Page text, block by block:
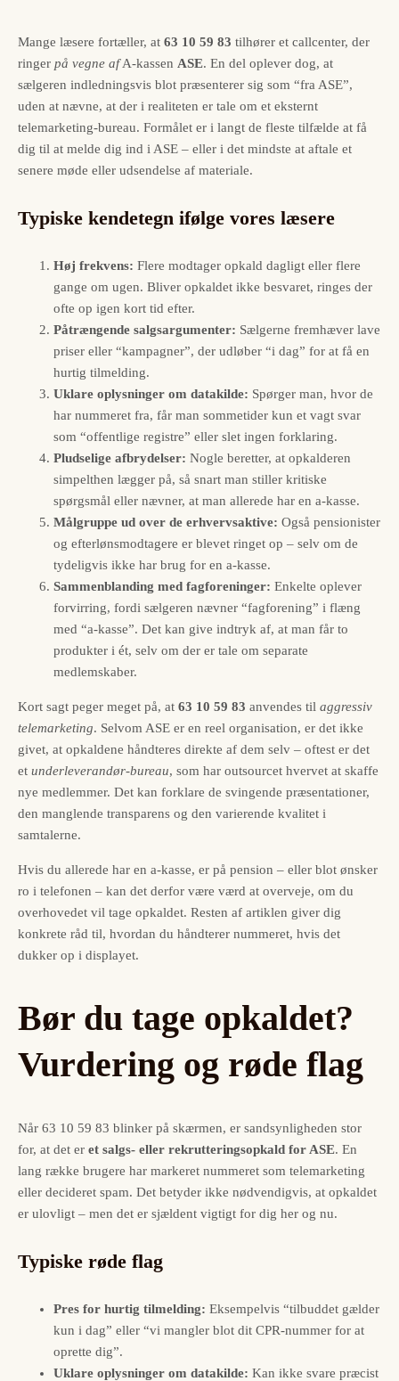
Mange læsere fortæller, at 63 10 59 83 tilhører et callcenter, der
ringer på vegne afA-kassen ASE. En del oplever dog, at
sælgeren indledningsvis blot præsenterer sig som “fra ASE”,
uden at nævne, at der i realiteten er tale om et eksternt
telemarketing-bureau. Formålet er i langt de fleste tilfælde at få
dig til at melde dig ind i ASE – eller i det mindste at aftale et
senere møde eller udsendelse af materiale.
Typiske kendetegn ifølge vores læsere
Høj frekvens: Flere modtager opkald dagligt eller flere
gange om ugen. Bliver opkaldet ikke besvaret, ringes der
ofte op igen kort tid efter.
Påtrængende salgs­argumenter: Sælgerne fremhæver lave
priser eller “kampagner”, der udløber “i dag” for at få en
hurtig tilmelding.
Uklare oplysninger om datakilde: Spørger man, hvor de
har nummeret fra, får man sommetider kun et vagt svar
som “offentlige registre” eller slet ingen forklaring.
Pludselige afbrydelser: Nogle beretter, at opkalderen
simpelthen lægger på, så snart man stiller kritiske
spørgsmål eller nævner, at man allerede har en a-kasse.
Målgruppe ud over de erhvervsaktive: Også pensionister
og efterlønsmodtagere er blevet ringet op – selv om de
tydeligvis ikke har brug for en a-kasse.
Sammenblanding med fag­foreninger: Enkelte oplever
forvirring, fordi sælgeren nævner “fagforening” i flæng
med “a-kasse”. Det kan give indtryk af, at man får to
produkter i ét, selv om der er tale om separate
medlemskaber.
Kort sagt peger meget på, at 63 10 59 83 anvendes til aggressiv
telemarketing. Selvom ASE er en reel organisation, er det ikke
givet, at opkaldene håndteres direkte af dem selv – oftest er det
et underleverandør-bureau, som har outsourcet hvervet at skaffe
nye medlemmer. Det kan forklare de svingende præsentationer,
den manglende transparens og den varierende kvalitet i
samtalerne.
Hvis du allerede har en a-kasse, er på pension – eller blot ønsker
ro i telefonen – kan det derfor være værd at overveje, om du
overhovedet vil tage opkaldet. Resten af artiklen giver dig
konkrete råd til, hvordan du håndterer nummeret, hvis det
dukker op i displayet.
Bør du tage opkaldet?
Vurdering og røde flag
Når 63 10 59 83 blinker på skærmen, er sandsynligheden stor
for, at det er et salgs- eller rekrutterings­opkald for ASE. En
lang række brugere har markeret nummeret som telemarketing
eller decideret spam. Det betyder ikke nødvendigvis, at opkaldet
er ulovligt – men det er sjældent vigtigt for dig her og nu.
Typiske røde flag
Pres for hurtig tilmelding: Eksempelvis “tilbuddet gælder
kun i dag” eller “vi mangler blot dit CPR-nummer for at
oprette dig”.
Uklare oplysninger om datakilde: Kan ikke svare præcist